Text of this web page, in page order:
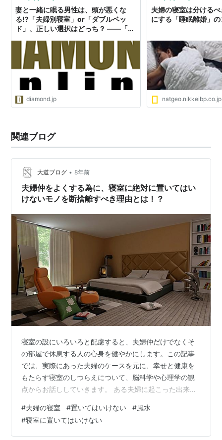
妻と一緒に眠る男性は、頭が悪くな
る!?「夫婦別寝室」or「ダブルベッ
ド」、正しい選択はどっち？ ――「夫
の健康｜ダイヤモンド・オンライン
diamond.jp
夫婦の寝室は分ける
にする「睡眠離婚」
natgeo.nikkeibp.co.jp
関連ブログ
大道ブログ • 8年前
夫婦仲をよくする為に、寝室に絶対に置いてはい
けないモノを断捨離すべき理由とは！？
寝室の設にいろいろと配慮すると、夫婦仲だけでなくそ
の部屋で休息する人の心身を健やかにします。この記事
では、実際にあった夫婦のケースを元に、幸せと健康を
もたらす寝室のしつらえについて、脳科学や心理学の観
点からお話ししていきます。 ある夫婦に起こった出来事
寝室の具体例 NGその1：思い出すと脳が興奮するもの
NGその2：休息中に家族・親族に見張られる NGその3：
死の危険が迫るベッドのそばに本棚 NGその4：ベットボ
#夫婦の寝室 #置いてはいけない #風水
#寝室に置いてはいけない